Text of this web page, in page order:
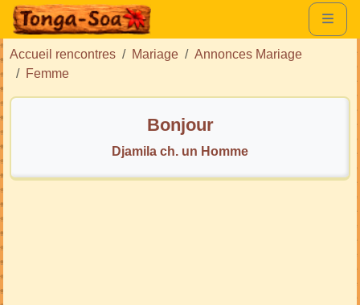
Accueil rencontres Mariage
Annonces Mariage
Femme
Bonjour
Djamila ch. un Homme